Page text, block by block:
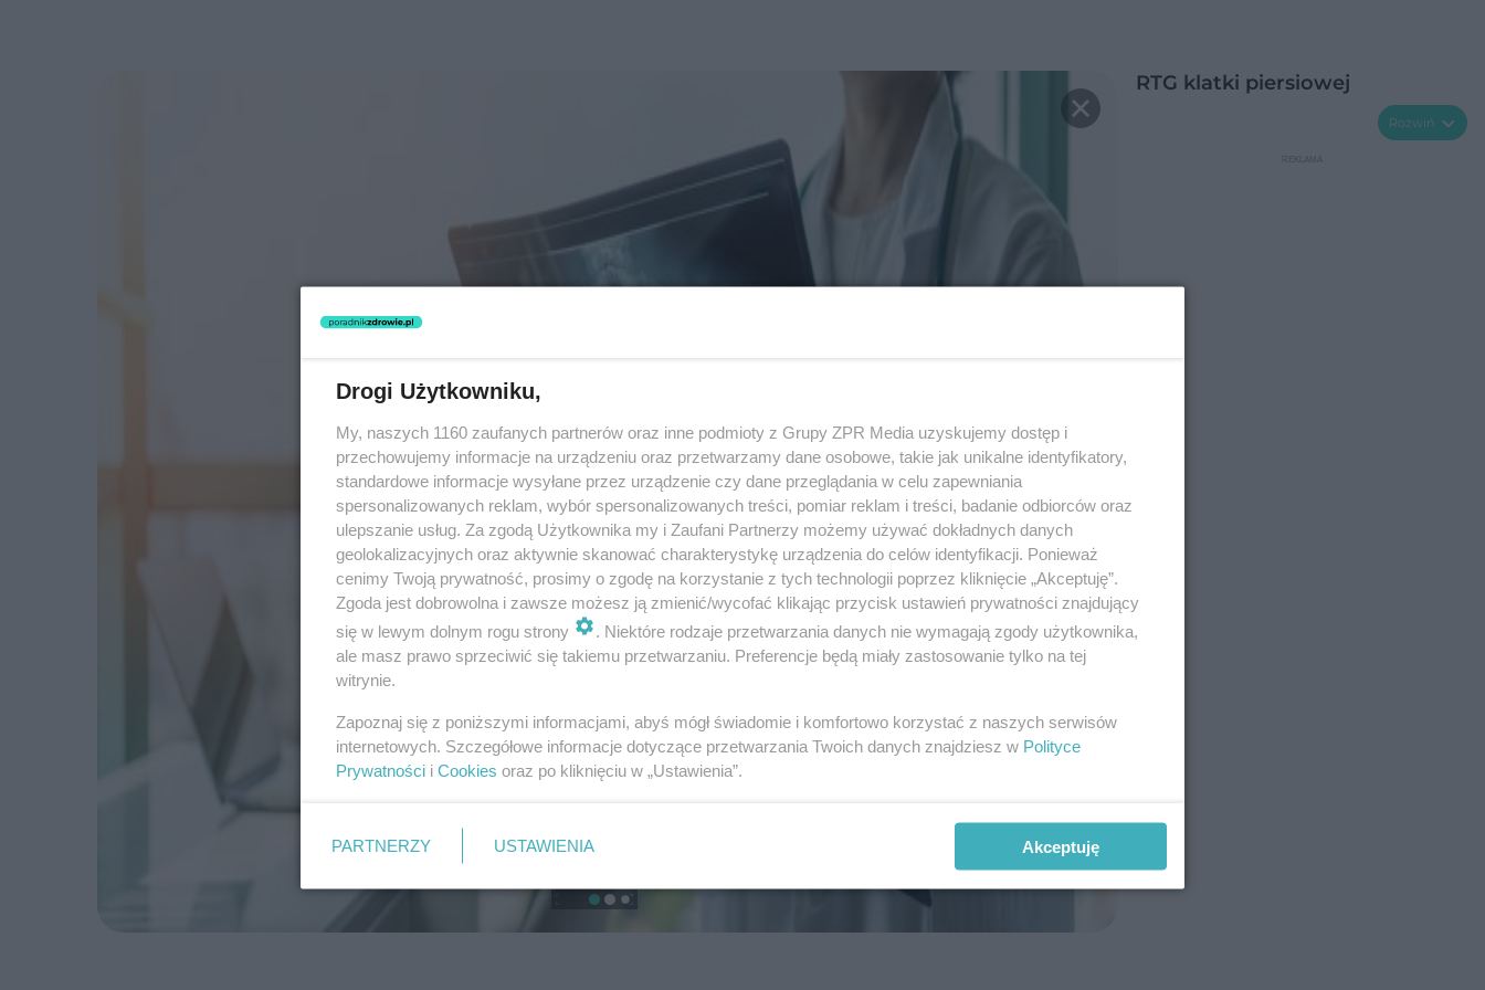
RTG klatki piersiowej
Rozwiń
Drogi Użytkowniku,
My, naszych 1160 zaufanych partnerów oraz inne podmioty z Grupy ZPR Media uzyskujemy dostęp i
przechowujemy informacje na urządzeniu oraz przetwarzamy dane osobowe, takie jak unikalne identyfikatory,
standardowe informacje wysyłane przez urządzenie czy dane przeglądania w celu zapewniania
spersonalizowanych reklam, wybór spersonalizowanych treści, pomiar reklam i treści, badanie odbiorców oraz
ulepszanie usług. Za zgodą Użytkownika my i Zaufani Partnerzy możemy używać dokładnych danych
geolokalizacyjnych oraz aktywnie skanować charakterystykę urządzenia do celów identyfikacji. Ponieważ
cenimy Twoją prywatność, prosimy o zgodę na korzystanie z tych technologii poprzez kliknięcie „Akceptuję”.
Zgoda jest dobrowolna i zawsze możesz ją zmienić/wycofać klikając przycisk ustawień prywatności znajdujący
się w lewym dolnym rogu strony
. Niektóre rodzaje przetwarzania danych nie wymagają zgody użytkownika,
ale masz prawo sprzeciwić się takiemu przetwarzaniu. Preferencje będą miały zastosowanie tylko na tej
witrynie.
Zapoznaj się z poniższymi informacjami, abyś mógł świadomie i komfortowo korzystać z naszych serwisów
internetowych. Szczegółowe informacje dotyczące przetwarzania Twoich danych znajdziesz w Polityce
Prywatności i Cookies oraz po kliknięciu w „Ustawienia”.
PARTNERZY USTAWIENIA Akceptuję